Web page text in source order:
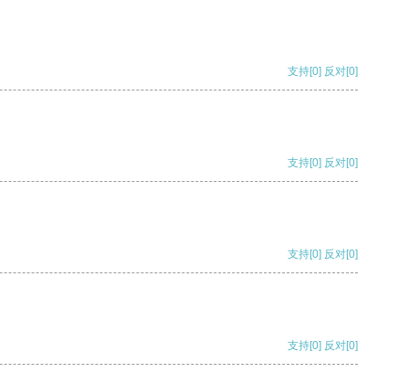
支持[0] 反对[0]
支持[0] 反对[0]
支持[0] 反对[0]
支持[0] 反对[0]